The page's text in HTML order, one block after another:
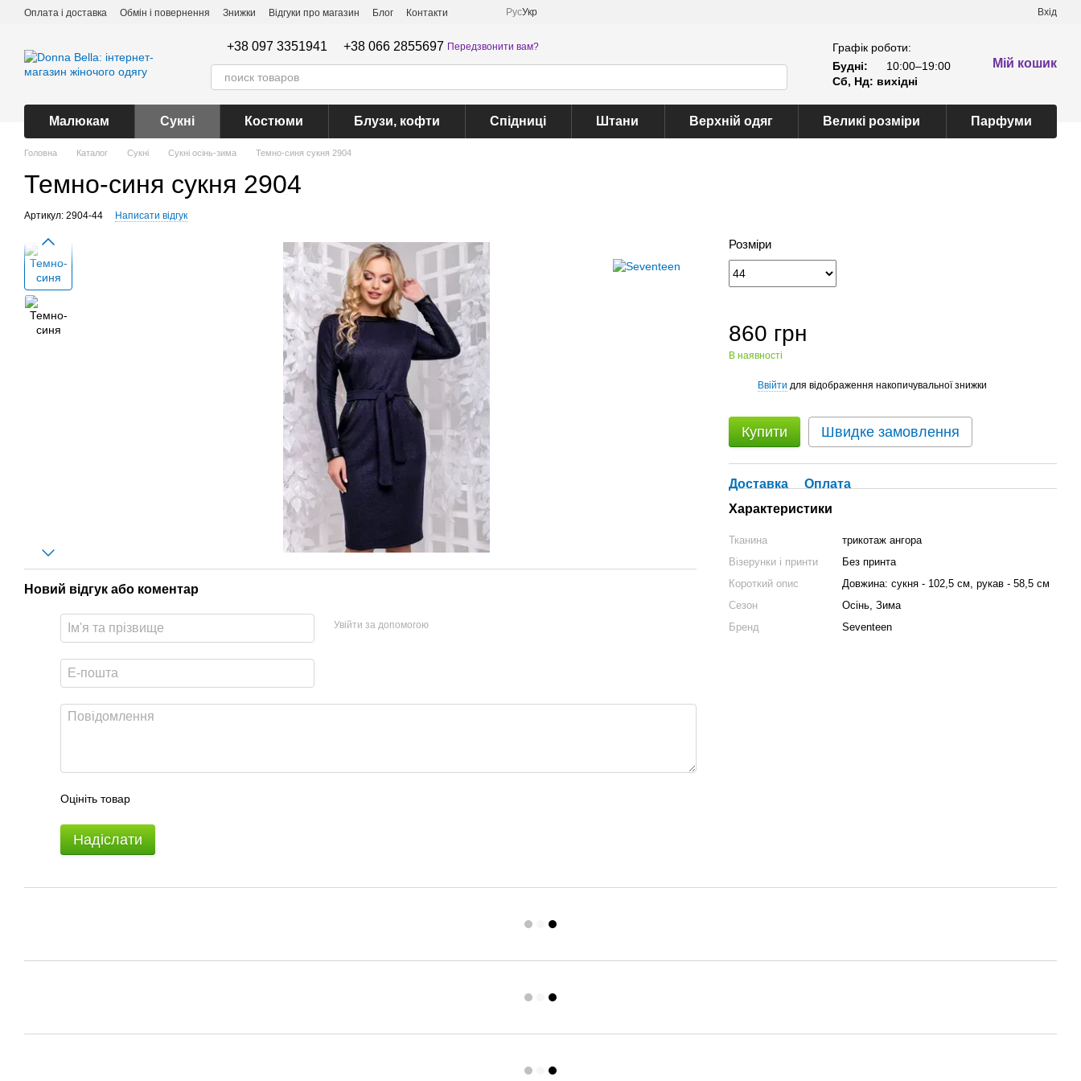
Перейти до основного контенту
Оплата і доставка Обмін і повернення Знижки Відгуки про магазин Блог Контакти РусУкр Вхід
+38 097 3351941 +38 066 2855697 Передзвонити вам?
Графік роботи:
Будні:
10:00–19:00
Сб, Нд: вихідні
Мій кошик
Малюкам Сукні Костюми Блузи, кофти Спідниці Штани Верхній одяг Великі розміри Парфуми
Головна Каталог Сукні Сукні осінь-зима Темно-синя сукня 2904
Темно-синя сукня 2904
Артикул: 2904-44 Написати відгук
Новий відгук або коментар
Увійти за допомогою
Оцініть товар
Надіслати
Розміри
860 грн
В наявності
Ввійти для відображення накопичувальної знижки
Купити Швидке замовлення
Доставка
Оплата
Характеристики
Тканина
трикотаж ангора
Візерунки і принти
Без принта
Короткий опис
Довжина: сукня - 102,5 см, рукав - 58,5 см
Сезон
Осінь, Зима
Бренд
Seventeen